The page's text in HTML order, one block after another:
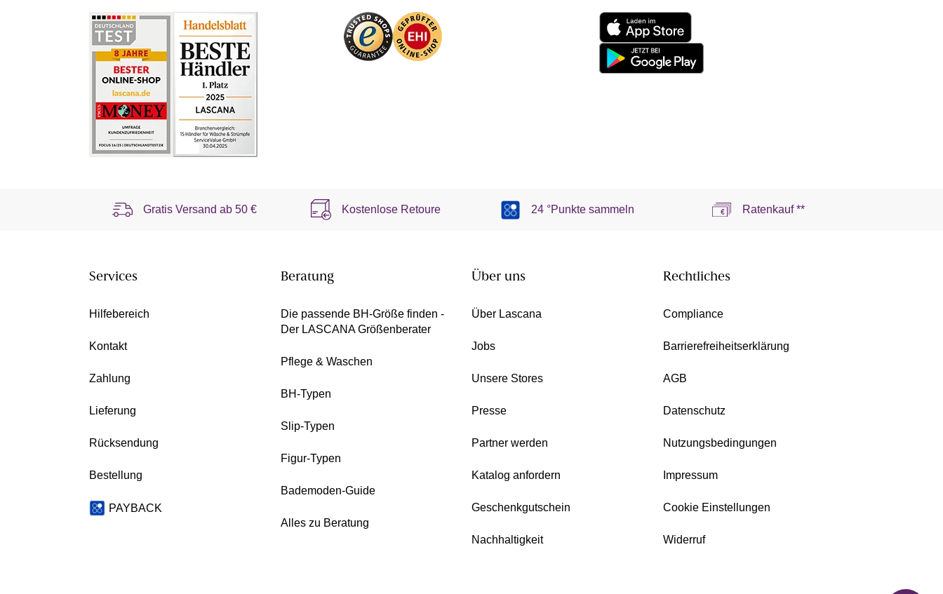
Gratis Versand ab50 € Kostenlose Retoure 24 °Punkte sammeln Ratenkauf **
Services
Hilfebereich
Kontakt
Zahlung
Lieferung
Rücksendung
Bestellung
PAYBACK
Beratung
Die passende BH-Größe finden -
Der LASCANA Größenberater
Pflege & Waschen
BH-Typen
Slip-Typen
Figur-Typen
Bademoden-Guide
Alles zu Beratung
Über uns
Über Lascana
Jobs
Unsere Stores
Presse
Partner werden
Katalog anfordern
Geschenkgutschein
Nachhaltigkeit
Rechtliches
Compliance
Barrierefreiheitserklärung
AGB
Datenschutz
Nutzungsbedingungen
Impressum
Cookie Einstellungen
Widerruf